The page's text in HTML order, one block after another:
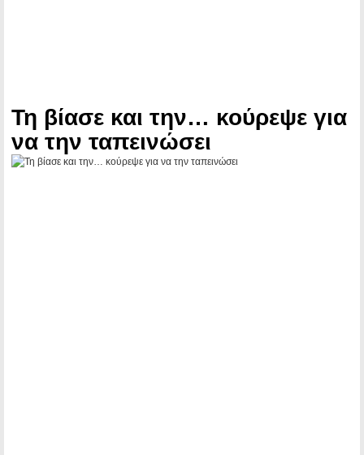
Τη βίασε και την… κούρεψε για
να την ταπεινώσει